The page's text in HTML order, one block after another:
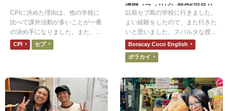
CPIに決めた理由は、他の学校に
比べて課外活動が多いことが一番
の決め手になりました。また、寮
も施設も綺麗で、毎日朝昼晩ご飯
が出るところも魅力に感じまし
イントでした。
CPI セブ
週間（フィリピン留学5回目リ
ピーター）| フィリピン留学
以前セブ島の学校に行きました。
よい経験をしたので、また行きた
いと思いました。スパルタな授業
ではなく、シニア向けコースがあ
り、ゆとりの時間が取れる学校に
しました。
Boracay Coco English
ボラカイ